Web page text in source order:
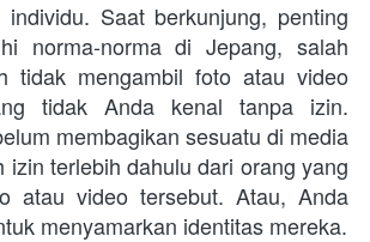
Saat berkunjung, penting
norma-norma di Jepang, salah
tidak mengambil foto atau video
tidak Anda kenal tanpa izin.
membagikan sesuatu di media
izin terlebih dahulu dari orang yang
atau video tersebut. Atau, Anda
menyamarkan identitas mereka.